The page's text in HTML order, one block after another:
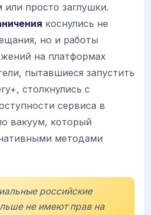
просто заглушки.
коснулись не
но и работы
на платформах
пытавшиеся запустить
столкнулись с
сервиса в
вакуум, который
методами
российские
не имеют прав на